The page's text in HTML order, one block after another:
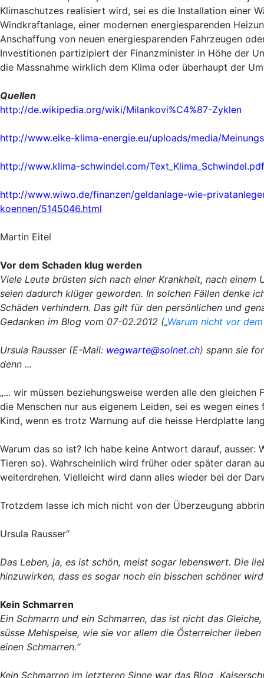
Klimaschutzes realisiert wird, sei es die Installation einer
Windkraftanlage, einer modernen energiesparenden
Anschaffung von neuen energiesparenden Fahrzeugen
Investitionen partizipiert der Finanzminister in Höhe der
die Massnahme wirklich dem Klima oder überhaupt der
Quellen
http://de.wikipedia.org/wiki/Milankovi%C4%87-Zyklen
http://www.eike-klima-energie.eu/uploads/media/
http://www.klima-schwindel.com/Text_Klima_Schwindel.pdf
http://www.wiwo.de/finanzen/geldanlage-wie-
koennen/5145046.html
Martin Eitel
Vor dem Schaden klug werden
Viele Leute brüsten sich nach einer Krankheit, nach
seien dadurch klüger geworden. In solchen Fällen denke
Schäden verhindern. Das gilt für den persönlichen und
Gedanken im Blog vom 07-02.2012 („Warum nicht vor
Ursula Rausser (E-Mail: wegwarte@solnet.ch) spann sie
denn ...
„... wir müssen beziehungsweise werden alle den
die Menschen nur aus eigenem Leiden, sei es wegen
Kind, wenn es trotz Warnung auf die heisse Herdplatte
Warum das so ist? Ich habe keine Antwort darauf,
Tieren so). Wahrscheinlich wird früher oder später daran
weiterdrehen. Vielleicht wird dann alles wieder bei der
Trotzdem lasse ich mich nicht von der Überzeugung
Ursula Rausser“
Das Leben, ja, es ist schön, meist sogar lebenswert. Die
hinzuwirken, dass es sogar noch ein bisschen schöner
Kein Schmarren
Ein Schmarrn und ein Schmarren, das ist nicht das
süsse Mehlspeise, wie sie vor allem die Österreicher
einen Schmarren.“
Kein Schmarren im letzteren Sinne war das Blog „